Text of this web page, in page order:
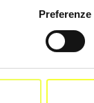
Preferenze
- non
-
- non